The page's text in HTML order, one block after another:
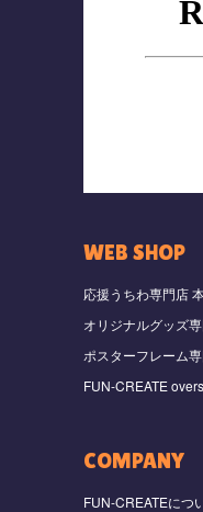
WEB SHOP
応援うちわ専門店
オリジナルグッズ
ポスターフレーム
FUN-CREATE
COMPANY
FUN-CREATEにつ